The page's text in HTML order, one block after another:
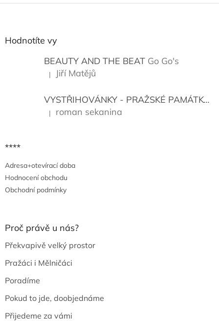
Hodnotíte vy
BEAUTY AND THE BEAT Go Go's
Hodnocení produktu je 5 z 5 hvězdiček.
| Jiří Matějů
VYSTŘIHOVÁNKY - PRAŽSKÉ PAMÁTKY
Hodnocení produktu je 5 z 5 hvězdiček.
| roman sekanina
****
Adresa+otevírací doba
Hodnocení obchodu
Obchodní podmínky
Proč právě u nás?
Překvapivě velký prostor
Pražáci i Mělničáci
Poradíme
Pokud to jde, doobjednáme
Přijedeme za vámi